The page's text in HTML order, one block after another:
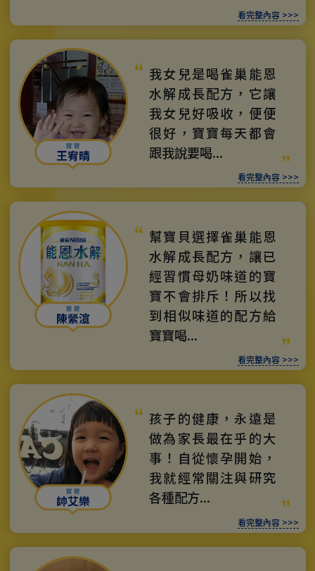
看完整內容 >>>
王宥晴
我女兒是喝雀巢能恩
水解成長配方，它讓
我女兒好吸收，便便
很好，寶寶每天都會
跟我說要喝...
看完整內容 >>>
陳縈渲
幫寶貝選擇雀巢能恩
水解成長配方，讓已
經習慣母奶味道的寶
寶不會排斥！所以找
到相似味道的配方給
寶寶喝...
看完整內容 >>>
帥艾樂
孩子的健康，永遠是
做為家長最在乎的大
事！自從懷孕開始，
我就經常關注與研究
各種配方...
看完整內容 >>>